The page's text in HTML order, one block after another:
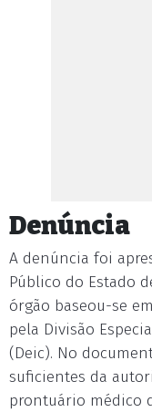
Denúncia
A denúncia foi
Público do Estado
órgão baseou-se
pela Divisão
(Deic). No
suficientes da
prontuário médico